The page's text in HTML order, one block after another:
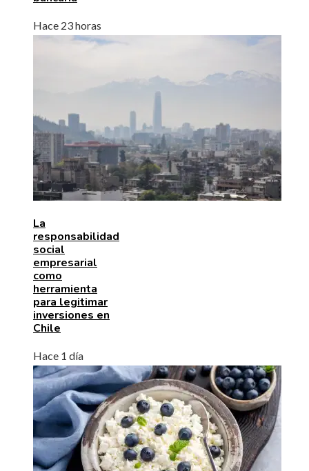
Hace 23 horas
La
responsabilidad
social
empresarial
como
herramienta
para legitimar
inversiones en
Chile
Hace 1 día